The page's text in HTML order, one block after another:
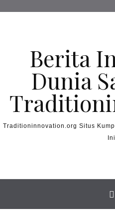
Berita
Dunia
Traditioninnovation.org Situs
Ini